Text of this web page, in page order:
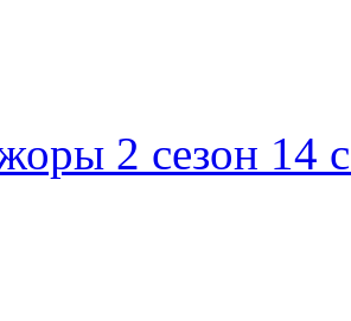
2 сезон 14